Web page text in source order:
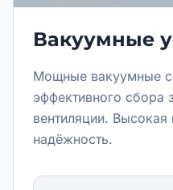
Вакуумные
Мощные вакуумные
эффективного сбора
вентиляции. Высокая
надёжность.